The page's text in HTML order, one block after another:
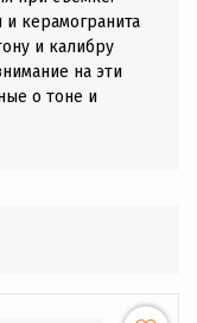
керамогранита
и калибру
на эти
о тоне и